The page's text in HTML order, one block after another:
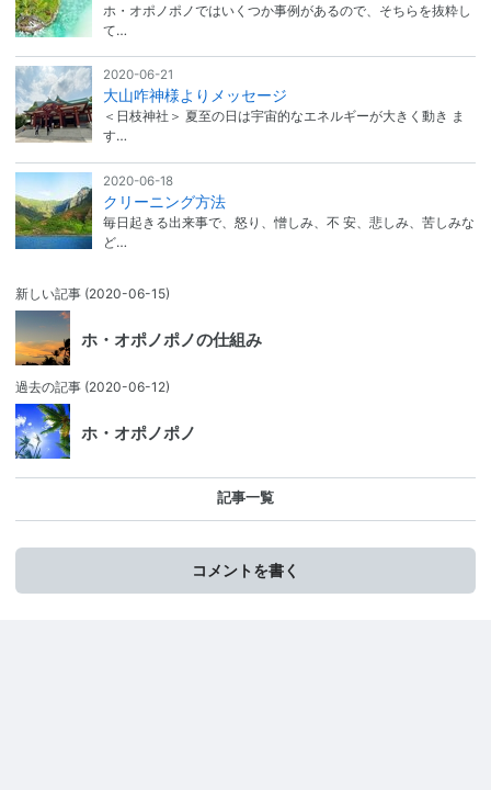
ホ・オポノポノではいくつか事例があるので、そちらを抜粋し
て…
2020-06-21
大山咋神様よりメッセージ
＜日枝神社＞ 夏至の日は宇宙的なエネルギーが大きく動き ま
す…
2020-06-18
クリーニング方法
毎日起きる出来事で、怒り、憎しみ、不 安、悲しみ、苦しみな
ど…
新しい記事 (2020-06-15)
ホ・オポノポノの仕組み
過去の記事 (2020-06-12)
ホ・オポノポノ
記事一覧
コメントを書く